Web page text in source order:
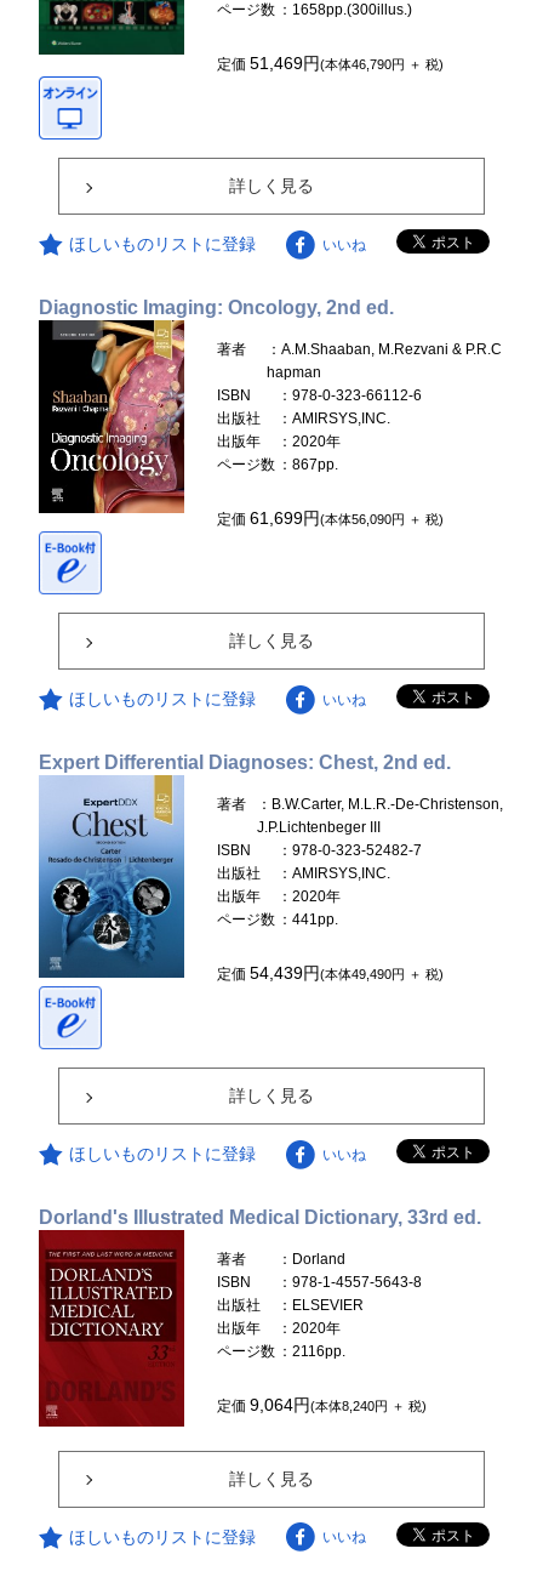
ページ数 ：1658pp.(300illus.)
定価51,469円(本体46,790円 ＋ 税)
詳しく見る
ほしいものリストに登録 いいね
Diagnostic Imaging: Oncology, 2nd ed.
著者
：A.M.Shaaban, M.Rezvani & P.R.C
hapman
ISBN
：978-0-323-66112-6
出版社
：AMIRSYS,INC.
出版年
：2020年
ページ数 ：867pp.
定価61,699円(本体56,090円 ＋ 税)
詳しく見る
ほしいものリストに登録 いいね
Expert Differential Diagnoses: Chest, 2nd ed.
著者
：B.W.Carter, M.L.R.-De-Christenson,
J.P.Lichtenbeger III
ISBN
：978-0-323-52482-7
出版社
：AMIRSYS,INC.
出版年
：2020年
ページ数 ：441pp.
定価54,439円(本体49,490円 ＋ 税)
詳しく見る
ほしいものリストに登録 いいね
Dorland's Illustrated Medical Dictionary, 33rd ed.
著者
：Dorland
ISBN
：978-1-4557-5643-8
出版社
：ELSEVIER
出版年
：2020年
ページ数 ：2116pp.
定価9,064円(本体8,240円 ＋ 税)
詳しく見る
ほしいものリストに登録 いいね